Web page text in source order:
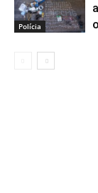
Polícia